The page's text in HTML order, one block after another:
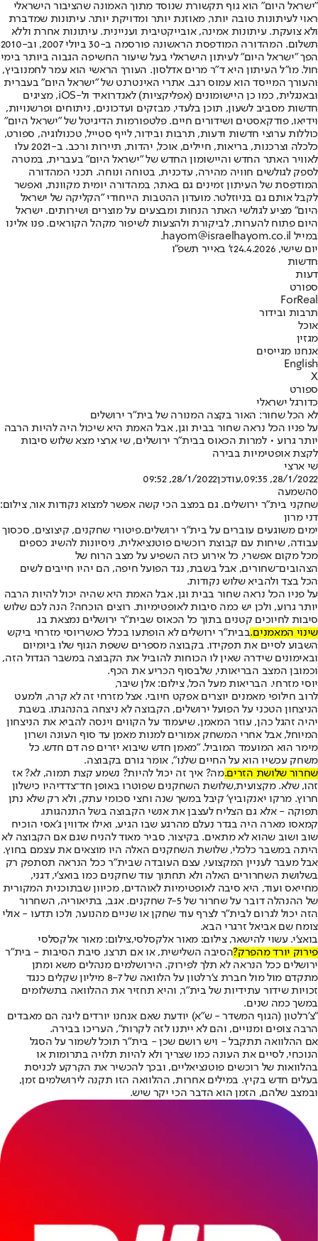
"ישראל היום" הוא גוף תקשורת שנוסד מתוך האמונה שהציבור הישראלי
ראוי לעיתונות טובה יותר, מאוזנת יותר ומדויקת יותר. עיתונות שמדברת
ולא צועקת. עיתונות אמינה, אובייקטיבית ועניינית. עיתונות אחרת וללא
תשלום. המהדורה המודפסת הראשונה פורסמה ב-30 ביולי 2007, וב-2010
הפך "ישראל היום" לעיתון הישראלי בעל שיעור החשיפה הגבוה ביותר בימי
חול. מו"ל העיתון היא ד"ר מרים אדלסון. העורך הראשי הוא עמר לחמנוביץ,
והעורך המייסד הוא עמוס רגב. אתרי האינטרנט של "ישראל היום" בעברית
ובאנגלית, כמו כן היישומונים (אפליקציות) לאנדרואיד ול-iOS, מציגים
חדשות מסביב לשעון, תוכן בלעדי, מבזקים ועדכונים, ניתוחים ופרשנויות,
וידיאו, פודקאסטים ושידורים חיים. פלטפורמות הדיגיטל של "ישראל היום"
כוללות ערוצי חדשות ודעות, תרבות ובידור, לייף סטייל, טכנולוגיה, ספורט,
כלכלה וצרכנות, בריאות, חיילים, אוכל, יהדות, תיירות ורכב. ב-2021 עלו
לאוויר האתר החדש והיישומון החדש של "ישראל היום" בעברית, במטרה
לספק לגולשים חוויה מהירה, עדכנית, בטוחה ונוחה. תכני המהדורה
המודפסת של העיתון זמינים גם באתר, במהדורה יומית מקוונת, ואפשר
לקבל אותם גם בניוזלטר. מועדון ההטבות הייחודי "הקליקה של ישראל
היום" מציע לגולשי האתר הנחות ומבצעים על מוצרים ושירותים. ישראל
היום פתוח להערות, לביקורת ולהצעות לשיפור מקהל הקוראים. פנו אלינו
במייל hayom@israelhayom.co.il.
יום שישי, 24.4.2026
ז' באייר תשפ"ו
חדשות
דעות
ספורט
ForReal
תרבות ובידור
אוכל
מגזין
אנחנו מגייסים
English
X
ספורט
כדורגל ישראלי
לא הכל שחור: האור בקצה המנורה של בית"ר ירושלים
על פניו הכל נראה שחור בבית וגן, אבל האמת היא שיכול היה להיות הרבה
יותר גרוע • למרות הכאוס בבית"ר ירושלים, שי ארצי מצא שלוש סיבות
לקצת אופטימיות בבירה
שי ארצי
28/1/2022, 09:35
,עודכן28/1/2022, 09:52
0השמעה
שחקני בית"ר ירושלים. גם במצב הכי קשה אפשר למצוא נקודות אור, צילום:
דני מרון
ימים משוגעים עוברים על בית"ר ירושלים.פיטורי שחקנים, קיצוצים, סכסוך
עבודה, שיחות עם קבוצת רוכשים פוטנציאלית, ניסיונות להשיג כספים
מכל מקום אפשרי, כל אירוע כזה השפיע על מצב הרוח של
הצהובים־שחורים, אבל בשבת, נגד הפועל חיפה, הם יהיו חייבים לשים
הכל בצד ולהביא שלוש נקודות.
על פניו הכל נראה שחור בבית וגן, אבל האמת היא שהיה יכול להיות הרבה
יותר גרוע, ולכן יש כמה סיבות לאופטימיות. רוצים הוכחה? הנה לכם שלוש
סיבות לחיוכים קטנים בתוך כל הכאוס שבית"ר ירושלים נמצאת בו.
שינוי המאמנים.בבית"ר ירושלים לא הופתעו בכלל כאשריוסי מזרחי ביקש
השבוע לסיים את תפקידו. בקבוצה מספרים ששפת הגוף שלו ביומיום
ובאימונים שידרה שאין לו הכוחות להוביל את הקבוצה במשבר הגדול הזה,
וכמובן המצב הבריאותי, שלבסוף הכריע את הכף.
יוסי מזרחי. הבריאות מעל הכל, צילום: אלן שיבר,
לרוב חילופי מאמנים יוצרים אפקט חיובי. אצל מזרחי זה לא קרה, ולמעט
הניצחון הטכני על הפועל ירושלים, הקבוצה לא ניצחה בהנהגתו. בשבת
יהיה זהגל כהן, עוזר המאמן, שיעמוד על הקווים וינסה להביא את הניצחון
המיוחל, אבל אחרי המשחק אמורים למנות מאמן עד סוף העונה ושרון
מימר הוא המועמד המוביל. "מאמן חדש שיבוא יזרים פה דם חדש. כל
משחק עכשיו הוא על החיים שלנו", אומר גורם בקבוצה.
שחרור שלושת הזרים.מה? איך זה יכול להיות? נשמע קצת תמוה, לא? אז
זהו, שלא. מקצועית,שלושת השחקנים שפוטרו באופן חד־צדדיהיו כישלון
חרוץ. מרקו יאנקוביץ' קיבל במשך שנה וחצי סכומי עתק, ולא רק שלא נתן
תפוקה - אלא גם הצליח לעצבן את אנשי הקבוצה בשל התנהגותו.
קמאסו מארה היה בגדר נעלם מהרגע שבו הגיע, ואילו אדווין ג'אסי הוכיח
שוב ושוב שהוא לא מתאים. בקיצור, סביר מאוד להניח שגם אם הקבוצה לא
היתה במשבר כלכלי, שלושת השחקנים האלה היו מוצאים את עצמם בחוץ.
אבל מעבר לעניין המקצועי, עצם העובדה שבית"ר ככל הנראה תסתפק רק
בשלושת השחרורים האלה ולא תחתוך עוד שחקנים כמו בואצ'י, דגני,
מחייאס ועוד, היא סיבה לאופטימיות לאוהדים, מכיוון שבתוכנית המקורית
של ההנהלה דובר על שחרור של 7-5 שחקנים. אגב, בתיאוריה, השחרור
הזה יכול לגרום לבית"ר לצרף עוד שחקן או שניים מהנוער, ולכו תדעו - אולי
צומח שם אביאל זרגרי הבא.
בואצ'י. עשוי להישאר, צילום: מאור אלקסלסי,צילום: מאור אלקסלסי
פירוק יורד מהפרק?הסיבה השלישית, או אם תרצו, סיבת הסיבות - בית"ר
ירושלים ככל הנראה לא תלך לפירוק. הירושלמים מנהלים משא ומתן
מתקדם מול מול חברת צ'רלטון על הלוואה של 8-7 מיליון שקלים כנגד
זכויות שידור עתידיות של בית"ר, והיא תחזיר את ההלוואה בתשלומים
במשך כמה שנים.
"צ'רלטון (הגוף המשדר - ש"א) יודעת שאם אנחנו יורדים ליגה הם מאבדים
הרבה צופים ומנויים, והם לא ייתנו לזה לקרות", העריכו בבירה.
אם ההלוואה תתקבל - ויש רושם שכן - בית"ר תוכל לשמור על הסגל
הנוכחי, לסיים את העונה כמו שצריך ולא להיות תלויה בתרומות או
בהלוואות של רוכשים פוטנציאליים, ובכך להכשיר את הקרקע לכניסת
בעלים חדש בקיץ. במילים אחרות, ההלוואה הזו תקנה לירושלמים זמן,
ובמצב שלהם, הזמן הוא הדבר הכי יקר שיש.